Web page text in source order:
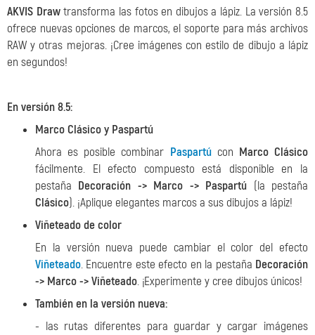
AKVIS Drawtransforma las fotos en dibujos a lápiz. La versión 8.5
ofrece nuevas opciones de marcos, el soporte para más archivos
RAW y otras mejoras. ¡Cree imágenes con estilo de dibujo a lápiz
en segundos!
En versión 8.5:
Marco Clásico y Paspartú
Ahora es posible combinar Paspartúcon Marco Clásico
fácilmente. El efecto compuesto está disponible en la
pestaña Decoración ->Marco -> Paspartú (la pestaña
Clásico). ¡Aplique elegantes marcos a sus dibujos a lápiz!
Viñeteado de color
En la versión nueva puede cambiar el color del efecto
Viñeteado. Encuentre este efecto en la pestaña Decoración
-> Marco -> Viñeteado. ¡Experimente y cree dibujos únicos!
También en la versión nueva:
- las rutas diferentes para guardar y cargar imágenes